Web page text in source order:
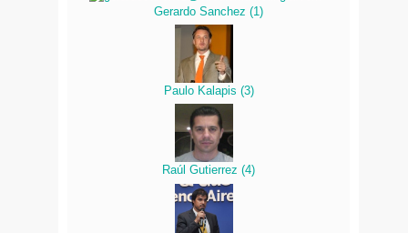
Gerardo Sanchez (1 )
Paulo Kalapis (3)
Raúl Gutierrez (4)